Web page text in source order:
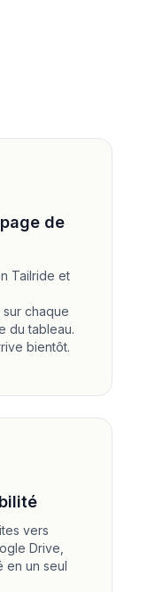
de
Tailride et
chaque
du tableau.
bientôt.
vers
Drive,
en un seul